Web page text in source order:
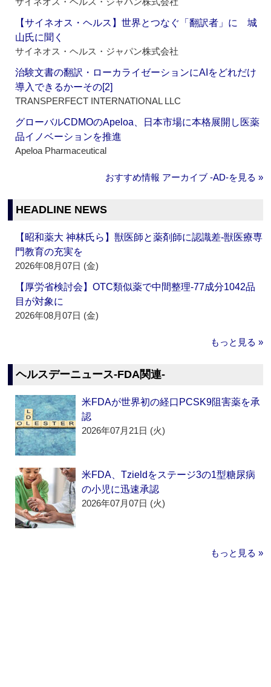
【サイネオス・ヘルス】世界とつなぐ「翻訳者」に 城
山氏に聞く
サイネオス・ヘルス・ジャパン株式会社
治験文書の翻訳・ローカライゼーションにAIをどれだけ
導入できるかーその[2]
TRANSPERFECT INTERNATIONAL LLC
グローバルCDMOのApeloa、日本市場に本格展開し医薬
品イノベーションを推進
Apeloa Pharmaceutical
おすすめ情報 アーカイブ ‐AD‐を見る »
HEADLINE NEWS
【昭和薬大 神林氏ら】獣医師と薬剤師に認識差‐獣医療専
門教育の充実を
2026年08月07日 (金)
【厚労省検討会】OTC類似薬で中間整理‐77成分1042品
目が対象に
2026年08月07日 (金)
もっと見る »
ヘルスデーニュース‐FDA関連‐
米FDAが世界初の経口PCSK9阻害薬を承
認
2026年07月21日 (火)
米FDA、Tzieldをステージ3の1型糖尿病
の小児に迅速承認
2026年07月07日 (火)
もっと見る »